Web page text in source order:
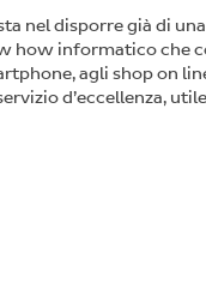
nel disporre già di
how informatico che
agli shop on
d’eccellenza,